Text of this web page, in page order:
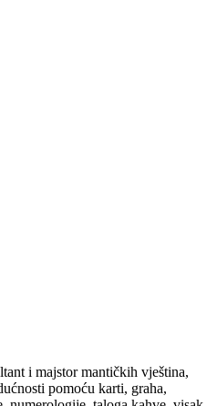
i majstor mantičkih vještina,
pomoću karti, graha,